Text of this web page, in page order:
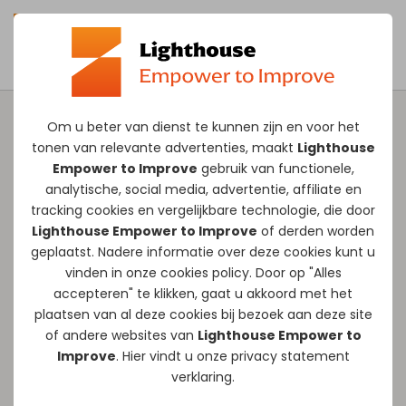
Om u beter van dienst te kunnen zijn en voor het
tonen van relevante advertenties, maakt Lighthouse
Empower to Improve gebruik van functionele,
analytische, social media, advertentie, affiliate en
tracking cookies en vergelijkbare technologie, die door
Lighthouse Empower to Improve of derden worden
geplaatst. Nadere informatie over deze cookies kunt u
vinden in onze cookies policy. Door op "Alles
accepteren" te klikken, gaat u akkoord met het
plaatsen van al deze cookies bij bezoek aan deze site
of andere websites van Lighthouse Empower to
Improve. Hier vindt u onze privacy statement
verklaring.
AI business event
(2de editie)
AI verplaatst zich in hoog tempo van losse
toepassingen naar de kern van
organisaties: de primaire processen. Juist
daar waar planning, uitvoering en
projectsturing samenkomen, ontstaat de